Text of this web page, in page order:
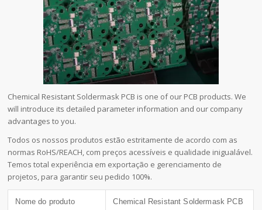
Chemical Resistant Soldermask PCB is one of our PCB products. We
will introduce its detailed parameter information and our company
advantages to you.
Todos os nossos produtos estão estritamente de acordo com as
normas RoHS/REACH, com preços acessíveis e qualidade inigualável.
Temos total experiência em exportação e gerenciamento de
projetos, para garantir seu pedido 100%.
Nome do produto Chemical Resistant Soldermask PCB